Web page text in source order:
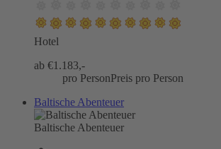
Hotel
ab €1.183,-
pro PersonPreis pro Person
Baltische Abenteuer
Baltische Abenteuer